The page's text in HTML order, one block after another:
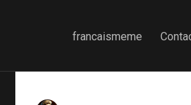
francaismeme